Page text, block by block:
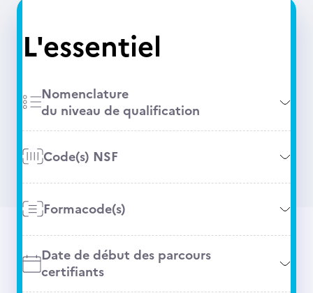
L'essentiel
Nomenclature
du niveau de qualification
Code(s) NSF
Formacode(s)
Date de début des parcours
certifiants